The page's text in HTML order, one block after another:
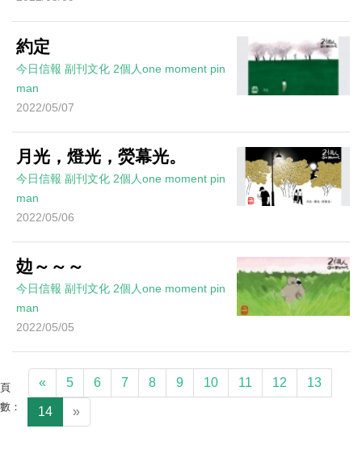
約定
今日信報 副刊文化 2個人one moment pin
man
2022/05/07
月光，燈光，熒幕光。
今日信報 副刊文化 2個人one moment pin
man
2022/05/06
攰～～～
今日信報 副刊文化 2個人one moment pin
man
2022/05/05
頁
數：
« 5 6 7 8 9 10 11 12 13
14 »